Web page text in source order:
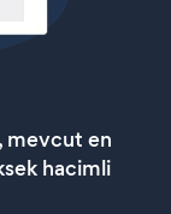
mevcut en
hacimli